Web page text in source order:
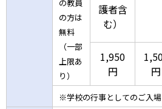
の教員
の方は
無料
（一部
上限あ
り）
護者含
む）
1,950
円
円
※学校の行事としてのご入